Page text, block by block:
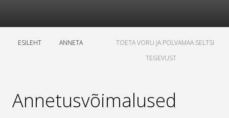
ESILEHT ANNETA
TOETA VORU JA POLVAMAA SELTSI
TEGEVUST
Annetusvõimalused